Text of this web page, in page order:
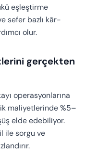
eşleştirme
sefer bazlı kâr-
olur.
gerçekten
operasyonlarına
maliyetlerinde %5–
elde edebiliyor.
ile sorgu ve